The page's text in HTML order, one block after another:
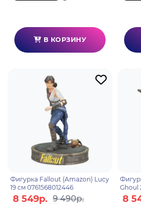
В КОРЗИНУ
Фигурка Fallout (Amazon) Lucy
19 см 0761568012446
8 549р. 9 490р.
Ghoul
8